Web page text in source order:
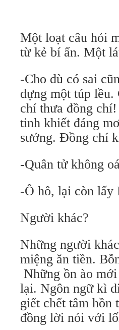
Một loạt câu hỏi
từ kẻ bí ẩn. Một
-Cho dù có sai
dựng một túp lều.
chí thưa đồng
tinh khiết đáng
sướng. Đồng chí
-Quân tử không
-Ô hô, lại còn lấy
Người khác?
Những người
miệng ăn tiền.
Những ồn ào
lại. Ngôn ngữ kì
giết chết tâm hồn
đồng lời nói với